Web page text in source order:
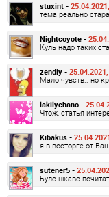
stuxint -
тема реально
Nightcoyote -
Куль надо таких
zendiy -
Мало чувств.. но
lakilychano -
Чтож, статья
Kibakus -
я в восторге от
sutener5 -
Було цікаво